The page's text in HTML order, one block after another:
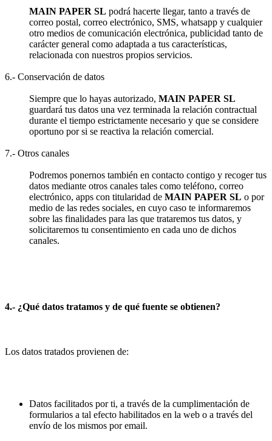
MAIN PAPER SL podrá hacerte llegar, tanto a través de
correo postal, correo electrónico, SMS, whatsapp y cualquier
otro medios de comunicación electrónica, publicidad tanto de
carácter general como adaptada a tus características,
relacionada con nuestros propios servicios.
6.- Conservación de datos
Siempre que lo hayas autorizado, MAIN PAPER SL
guardará tus datos una vez terminada la relación contractual
durante el tiempo estrictamente necesario y que se considere
oportuno por si se reactiva la relación comercial.
7.- Otros canales
Podremos ponernos también en contacto contigo y recoger tus
datos mediante otros canales tales como teléfono, correo
electrónico, apps con titularidad de MAIN PAPER SL o por
medio de las redes sociales, en cuyo caso te informaremos
sobre las finalidades para las que trataremos tus datos, y
solicitaremos tu consentimiento en cada uno de dichos
canales.
4.- ¿Qué datos tratamos y de qué fuente se obtienen?
Los datos tratados provienen de:
Datos facilitados por ti, a través de la cumplimentación de
formularios a tal efecto habilitados en la web o a través del
envío de los mismos por email.